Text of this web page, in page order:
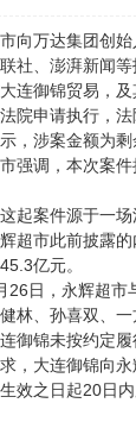
向万达集团创
社、澎湃新闻
连御锦贸易，
院申请执行，法
，涉案金额为
强调，本次案
起案件源于一场
超市此前披露
亿元。
26日，永辉超
林、孙喜双、一
御锦未按约定
，大连御锦向
效之日起20日内